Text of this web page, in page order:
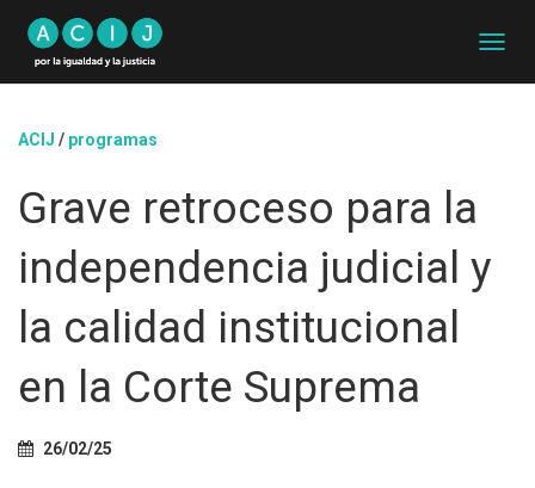
A
ACIJ / programas
Grave retroceso para la
independencia judicial y
la calidad institucional
en la Corte Suprema
26/02/25